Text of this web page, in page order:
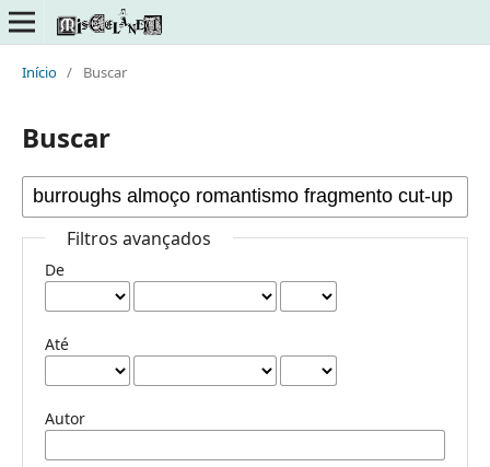
Início / Buscar
Buscar
Filtros avançados
De
Até
Autor